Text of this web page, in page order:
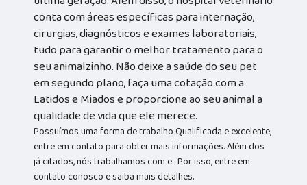
conta com áreas específicas para internação,
cirurgias, diagnósticos e exames laboratoriais,
tudo para garantir o melhor tratamento para o
seu animalzinho. Não deixe a saúde do seu pet
em segundo plano, faça uma cotação com a
Latidos e Miados e proporcione ao seu animal a
qualidade de vida que ele merece.
Possuímos uma forma de trabalho Qualificada e excelente,
entre em contato para obter mais informações. Além dos
já citados, nós trabalhamos com e . Por isso, entre em
contato conosco e saiba mais detalhes.